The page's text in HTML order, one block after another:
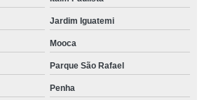
Jardim Iguatemi
Mooca
Parque São Rafael
Penha